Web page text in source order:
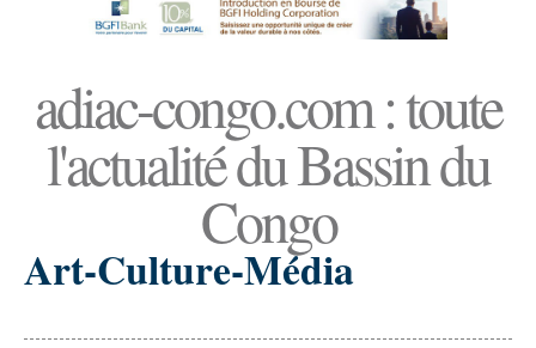
adiac-congo.com : toute
l'actualité du Bassin du
Congo
Art-Culture-Média